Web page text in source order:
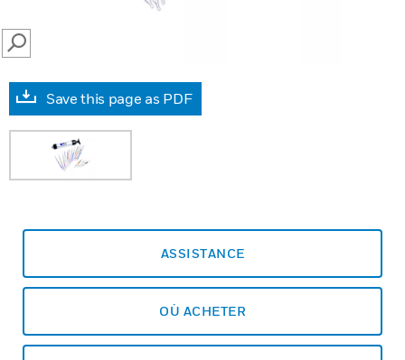
SEARCH
Save this page as PDF
ASSISTANCE
OÙ ACHETER